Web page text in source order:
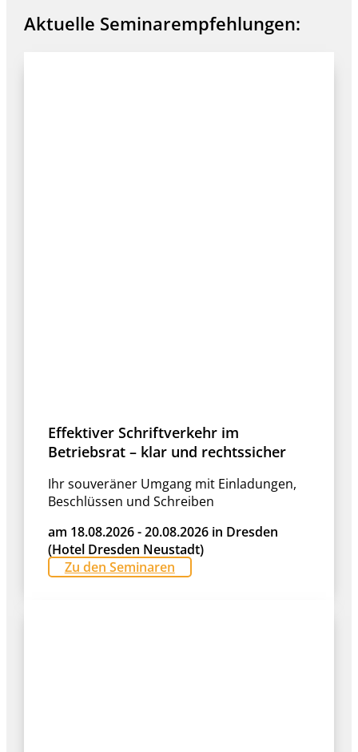
Aktuelle Seminarempfehlungen:
Effektiver Schriftverkehr im
Betriebsrat – klar und rechtssicher
Ihr souveräner Umgang mit Einladungen,
Beschlüssen und Schreiben
am 18.08.2026 - 20.08.2026 in Dresden
(Hotel Dresden Neustadt)
Zu den Seminaren